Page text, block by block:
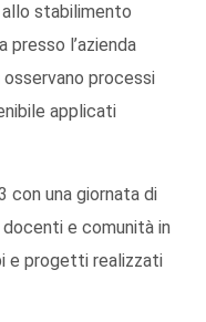
stabilimento
presso l’azienda
osservano processi
applicati
con una giornata di
e comunità in
e progetti realizzati